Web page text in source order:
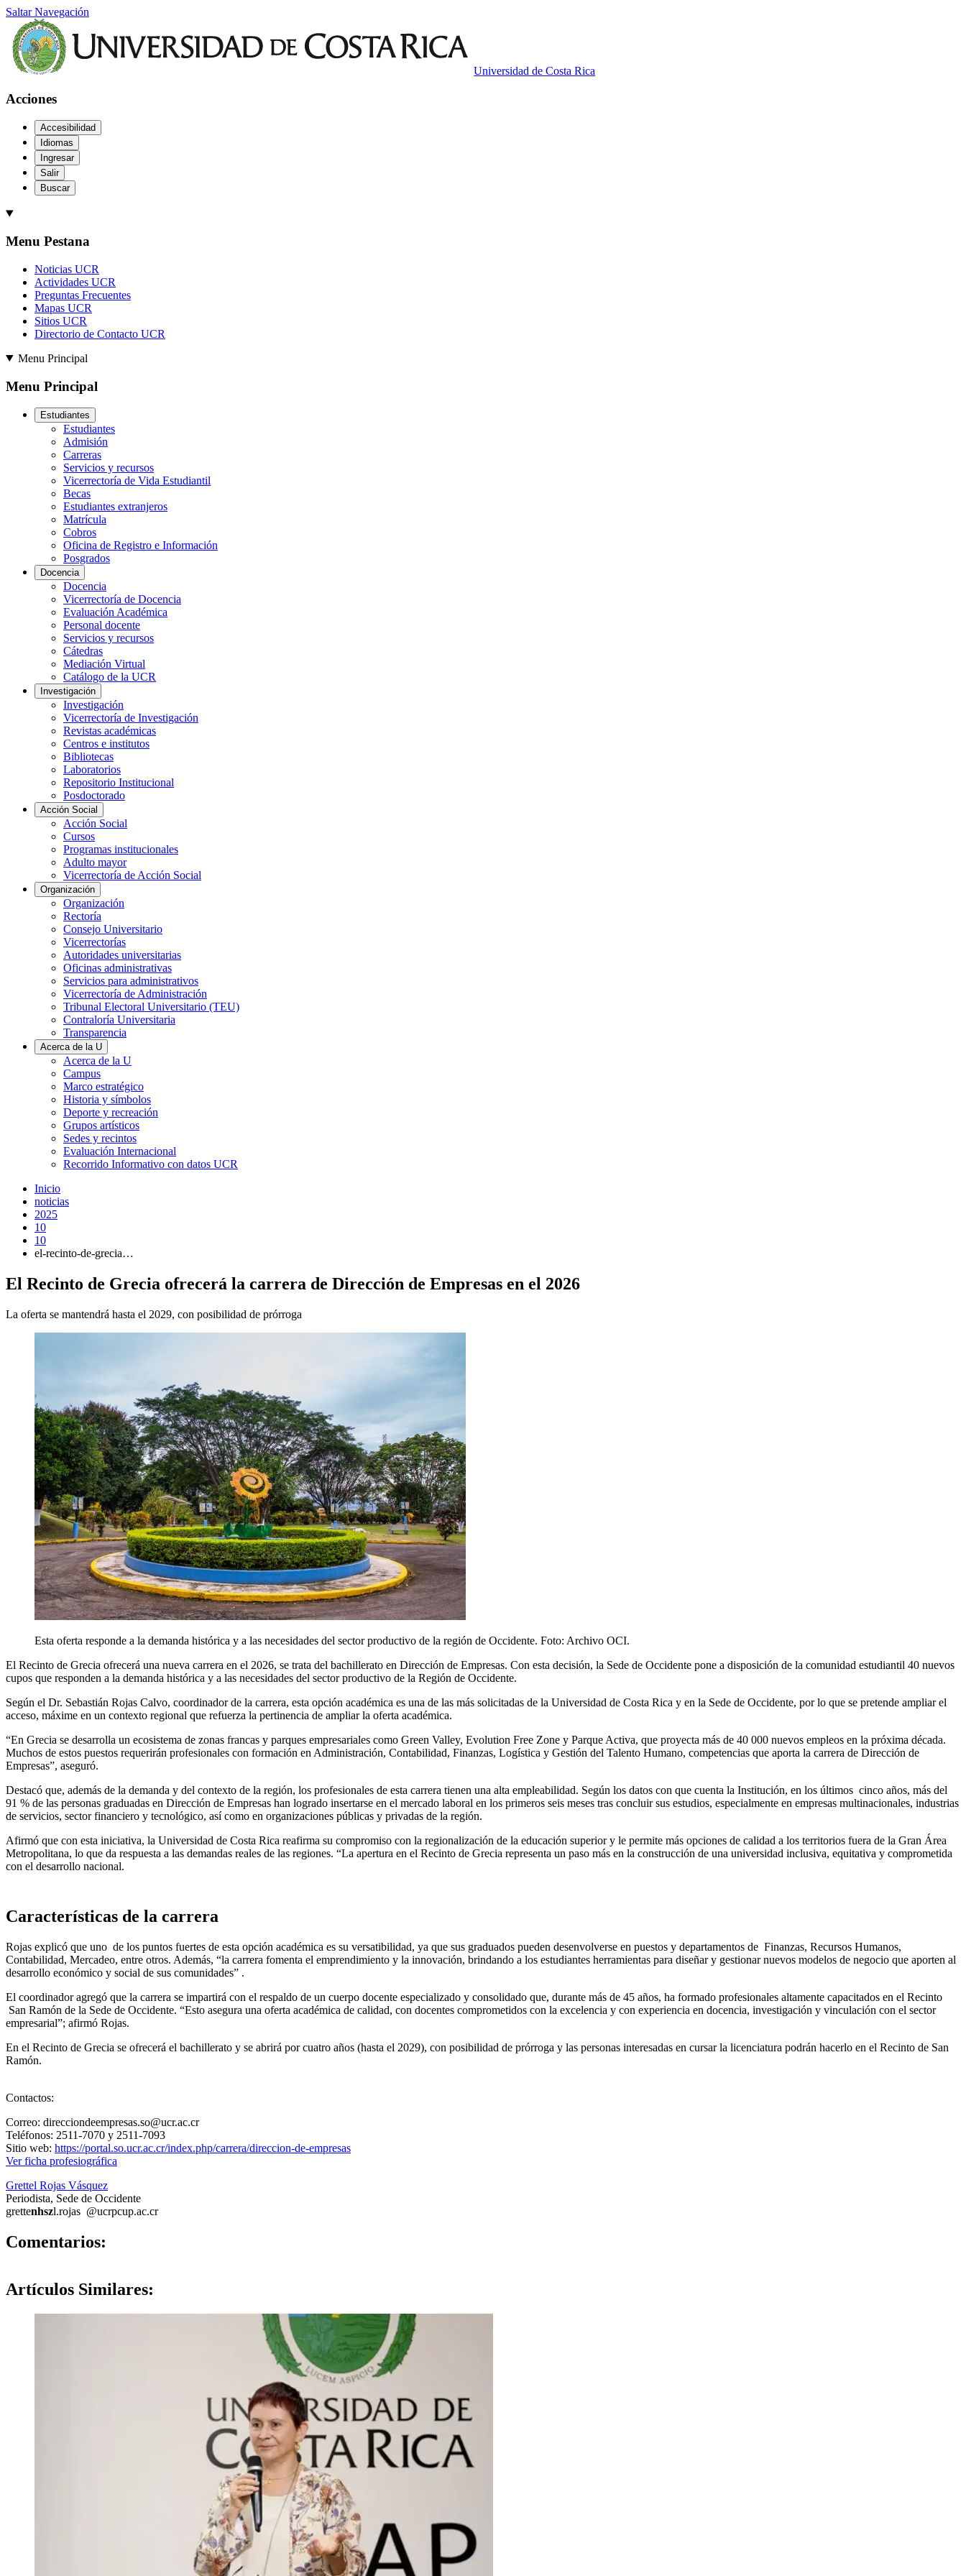
Saltar Navegación
Universidad de Costa Rica
Acciones
Accesibilidad
Idiomas
Ingresar
Salir
Buscar
Menu Pestana
Noticias UCR
Actividades UCR
Preguntas Frecuentes
Mapas UCR
Sitios UCR
Directorio de Contacto UCR
Menu Principal
Menu Principal
Estudiantes
Estudiantes
Admisión
Carreras
Servicios y recursos
Vicerrectoría de Vida Estudiantil
Becas
Estudiantes extranjeros
Matrícula
Cobros
Oficina de Registro e Información
Posgrados
Docencia
Docencia
Vicerrectoría de Docencia
Evaluación Académica
Personal docente
Servicios y recursos
Cátedras
Mediación Virtual
Catálogo de la UCR
Investigación
Investigación
Vicerrectoría de Investigación
Revistas académicas
Centros e institutos
Bibliotecas
Laboratorios
Repositorio Institucional
Posdoctorado
Acción Social
Acción Social
Cursos
Programas institucionales
Adulto mayor
Vicerrectoría de Acción Social
Organización
Organización
Rectoría
Consejo Universitario
Vicerrectorías
Autoridades universitarias
Oficinas administrativas
Servicios para administrativos
Vicerrectoría de Administración
Tribunal Electoral Universitario (TEU)
Contraloría Universitaria
Transparencia
Acerca de la U
Acerca de la U
Campus
Marco estratégico
Historia y símbolos
Deporte y recreación
Grupos artísticos
Sedes y recintos
Evaluación Internacional
Recorrido Informativo con datos UCR
Inicio
noticias
2025
10
10
el-recinto-de-grecia…
El Recinto de Grecia ofrecerá la carrera de Dirección de Empresas en el 2026
La oferta se mantendrá hasta el 2029, con posibilidad de prórroga
Esta oferta responde a la demanda histórica y a las necesidades del sector productivo de la región de Occidente. Foto: Archivo OCI.
El Recinto de Grecia ofrecerá una nueva carrera en el 2026, se trata del bachillerato en Dirección de Empresas. Con esta decisión, la Sede de Occidente pone a disposición de la comunidad estudiantil 40 nuevos
cupos que responden a la demanda histórica y a las necesidades del sector productivo de la Región de Occidente.
Según el Dr. Sebastián Rojas Calvo, coordinador de la carrera, esta opción académica es una de las más solicitadas de la Universidad de Costa Rica y en la Sede de Occidente, por lo que se pretende ampliar el
acceso, máxime en un contexto regional que refuerza la pertinencia de ampliar la oferta académica.
“En Grecia se desarrolla un ecosistema de zonas francas y parques empresariales como Green Valley, Evolution Free Zone y Parque Activa, que proyecta más de 40 000 nuevos empleos en la próxima década.
Muchos de estos puestos requerirán profesionales con formación en Administración, Contabilidad, Finanzas, Logística y Gestión del Talento Humano, competencias que aporta la carrera de Dirección de
Empresas”, aseguró.
Destacó que, además de la demanda y del contexto de la región, los profesionales de esta carrera tienen una alta empleabilidad. Según los datos con que cuenta la Institución, en los últimos cinco años, más del
91 % de las personas graduadas en Dirección de Empresas han logrado insertarse en el mercado laboral en los primeros seis meses tras concluir sus estudios, especialmente en empresas multinacionales, industrias
de servicios, sector financiero y tecnológico, así como en organizaciones públicas y privadas de la región.
Afirmó que con esta iniciativa, la Universidad de Costa Rica reafirma su compromiso con la regionalización de la educación superior y le permite más opciones de calidad a los territorios fuera de la Gran Área
Metropolitana, lo que da respuesta a las demandas reales de las regiones. “La apertura en el Recinto de Grecia representa un paso más en la construcción de una universidad inclusiva, equitativa y comprometida
con el desarrollo nacional.
Características de la carrera
Rojas explicó que uno de los puntos fuertes de esta opción académica es su versatibilidad, ya que sus graduados pueden desenvolverse en puestos y departamentos de Finanzas, Recursos Humanos,
Contabilidad, Mercadeo, entre otros. Además, “la carrera fomenta el emprendimiento y la innovación, brindando a los estudiantes herramientas para diseñar y gestionar nuevos modelos de negocio que aporten al
desarrollo económico y social de sus comunidades” .
El coordinador agregó que la carrera se impartirá con el respaldo de un cuerpo docente especializado y consolidado que, durante más de 45 años, ha formado profesionales altamente capacitados en el Recinto
San Ramón de la Sede de Occidente. “Esto asegura una oferta académica de calidad, con docentes comprometidos con la excelencia y con experiencia en docencia, investigación y vinculación con el sector
empresarial”; afirmó Rojas.
En el Recinto de Grecia se ofrecerá el bachillerato y se abrirá por cuatro años (hasta el 2029), con posibilidad de prórroga y las personas interesadas en cursar la licenciatura podrán hacerlo en el Recinto de San
Ramón.
Contactos:
Correo: direcciondeempresas.so@ucr.ac.cr
Teléfonos: 2511-7070 y 2511-7093
Sitio web: https://portal.so.ucr.ac.cr/index.php/carrera/direccion-de-empresas
Ver ficha profesiográfica
Grettel Rojas Vásquez
Periodista, Sede de Occidente
grettenhszl.rojas @ucrpcup.ac.cr
Comentarios:
Artículos Similares: